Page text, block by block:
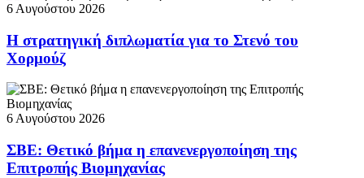
6 Αυγούστου 2026
Η στρατηγική διπλωματία για το Στενό του
Χορμούζ
6 Αυγούστου 2026
ΣΒΕ: Θετικό βήμα η επανενεργοποίηση της
Επιτροπής Βιομηχανίας